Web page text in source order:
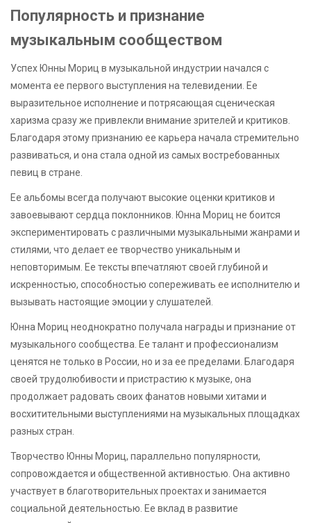
Популярность и признание
музыкальным сообществом
Успех Юнны Мориц в музыкальной индустрии начался с
момента ее первого выступления на телевидении. Ее
выразительное исполнение и потрясающая сценическая
харизма сразу же привлекли внимание зрителей и критиков.
Благодаря этому признанию ее карьера начала стремительно
развиваться, и она стала одной из самых востребованных
певиц в стране.
Ее альбомы всегда получают высокие оценки критиков и
завоевывают сердца поклонников. Юнна Мориц не боится
экспериментировать с различными музыкальными жанрами и
стилями, что делает ее творчество уникальным и
неповторимым. Ее тексты впечатляют своей глубиной и
искренностью, способностью сопереживать ее исполнителю и
вызывать настоящие эмоции у слушателей.
Юнна Мориц неоднократно получала награды и признание от
музыкального сообщества. Ее талант и профессионализм
ценятся не только в России, но и за ее пределами. Благодаря
своей трудолюбивости и пристрастию к музыке, она
продолжает радовать своих фанатов новыми хитами и
восхитительными выступлениями на музыкальных площадках
разных стран.
Творчество Юнны Мориц, параллельно популярности,
сопровождается и общественной активностью. Она активно
участвует в благотворительных проектах и занимается
социальной деятельностью. Ее вклад в развитие